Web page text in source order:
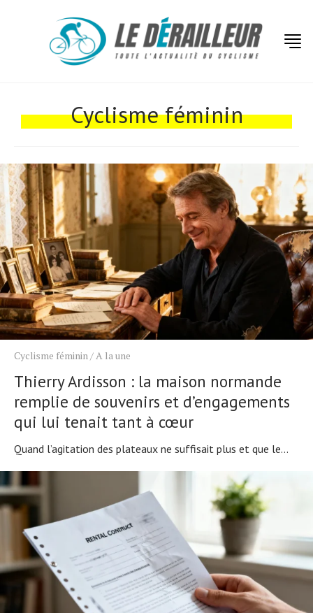
Cyclisme féminin
Cyclisme féminin/A la une
Thierry Ardisson : la maison normande
remplie de souvenirs et d’engagements
qui lui tenait tant à cœur
Quand l’agitation des plateaux ne suffisait plus et que le...